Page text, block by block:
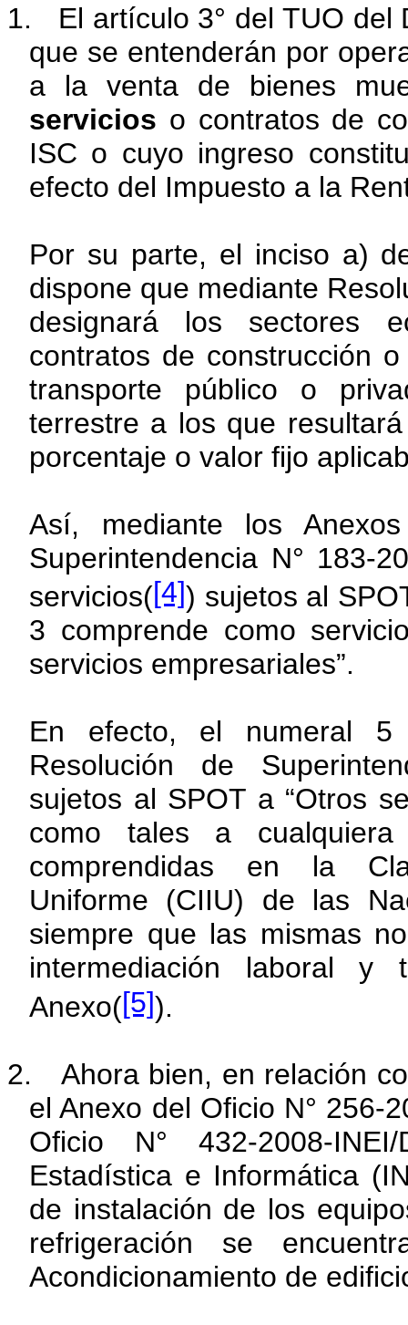
1.
El artículo 3° del TUO del
que se entenderán por
a la venta de bienes
servicios o contratos de
ISC o cuyo ingreso
efecto del Impuesto a la
Por su parte, el inciso a)
dispone que mediante
designará los sectores
contratos de construcción
transporte público o
terrestre a los que
porcentaje o valor fijo
Así, mediante los
Superintendencia N° 183-
servicios([4]) sujetos al
3 comprende como
servicios empresariales”.
En efecto, el numeral
Resolución de
sujetos al SPOT a “Otros
como tales a
comprendidas en la
Uniforme (CIIU) de las
siempre que las mismas
intermediación laboral y
Anexo([5]).
2.
Ahora bien, en relación
el Anexo del Oficio N° 256-
Oficio N° 432-2008-
Estadística e Informática
de instalación de los
refrigeración se
Acondicionamiento de